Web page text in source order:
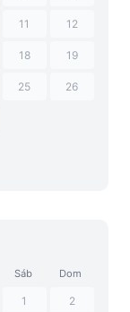
11 12
18 19
25 26
Sáb Dom
1 2